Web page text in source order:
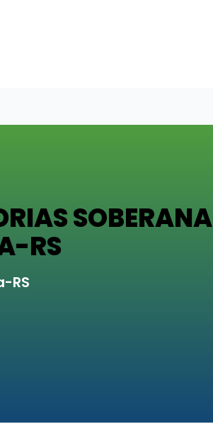
SOBERANA
RS
RS